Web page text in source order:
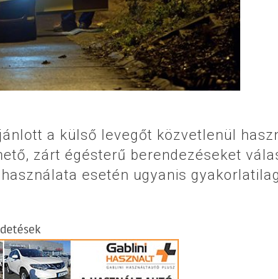
a külső levegőt közvetlenül
zárt égésterű berendezéseket
esetén ugyanis gyakorlatilag